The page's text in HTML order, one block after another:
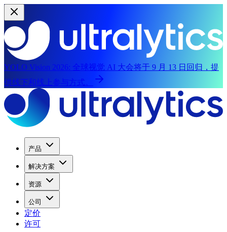
YOLO Vision 2026: 全球视觉 AI 大会将于 9 月 13 日回归，提
供线下和线上参与方式。
产品
解决方案
资源
公司
定价
许可